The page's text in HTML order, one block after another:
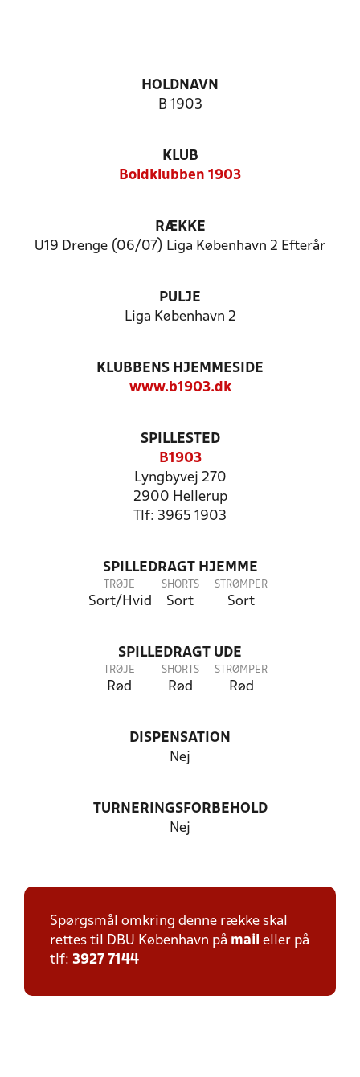
HOLDNAVN
B 1903
KLUB
Boldklubben 1903
RÆKKE
U19 Drenge (06/07) Liga København 2 Efterår
PULJE
Liga København 2
KLUBBENS HJEMMESIDE
www.b1903.dk
SPILLESTED
B1903
Lyngbyvej 270
2900 Hellerup
Tlf: 3965 1903
SPILLEDRAGT HJEMME
TRØJE
Sort/Hvid
SHORTS
Sort
STRØMPER
Sort
SPILLEDRAGT UDE
TRØJE
Rød
SHORTS
Rød
STRØMPER
Rød
DISPENSATION
Nej
TURNERINGSFORBEHOLD
Nej
Spørgsmål omkring denne række skal
rettes til DBU København på mail eller på
tlf: 3927 7144